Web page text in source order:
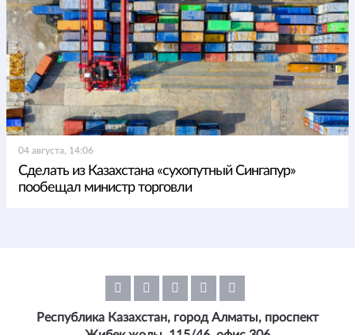
04 августа, 14:06
Сделать из Казахстана «сухопутный Сингапур»
пообещал министр торговли
Республика Казахстан, город Алматы, проспект